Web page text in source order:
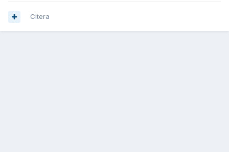
Citera